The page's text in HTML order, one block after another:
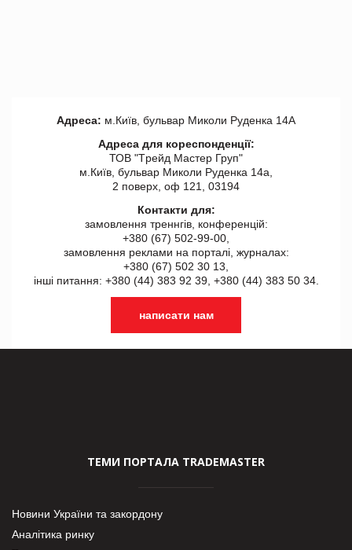
Адреса: м.Київ, бульвар Миколи Руденка 14А
Адреса для кореспонденції:
ТОВ "Tрейд Мастер Груп"
м.Київ, бульвар Миколи Руденка 14а,
2 поверх, оф 121, 03194
Контакти для:
замовлення треннгів, конференцій:
+380 (67) 502-99-00,
замовлення реклами на порталі, журналах:
+380 (67) 502 30 13,
інші питання: +380 (44) 383 92 39, +380 (44) 383 50 34.
написати нам
ТЕМИ ПОРТАЛА TRADEMASTER
Новини України та закордону
Аналітика ринку